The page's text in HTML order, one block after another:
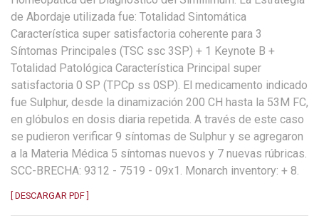
de Abordaje utilizada fue: Totalidad Sintomática
Característica super satisfactoria coherente para 3
Síntomas Principales (TSC ssc 3SP) + 1 Keynote B +
Totalidad Patológica Característica Principal super
satisfactoria 0 SP (TPCp ss 0SP). El medicamento indicado
fue Sulphur, desde la dinamización 200 CH hasta la 53M FC,
en glóbulos en dosis diaria repetida. A través de este caso
se pudieron verificar 9 síntomas de Sulphur y se agregaron
a la Materia Médica 5 síntomas nuevos y 7 nuevas rúbricas.
SCC-BRECHA: 9312 - 7519 - 09x1. Monarch inventory: + 8.
[ DESCARGAR PDF ]